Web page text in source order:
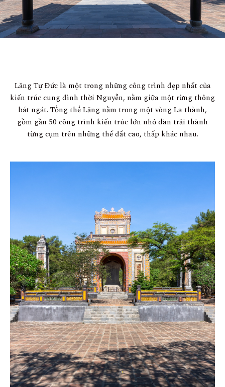
Lăng Tự Đức là một trong những công trình đẹp nhất của
kiến trúc cung đình thời Nguyễn, nằm giữa một rừng thông
bát ngát. Tổng thể Lăng nằm trong một vòng La thành,
gồm gần 50 công trình kiến trúc lớn nhỏ dàn trải thành
từng cụm trên những thế đất cao, thấp khác nhau.